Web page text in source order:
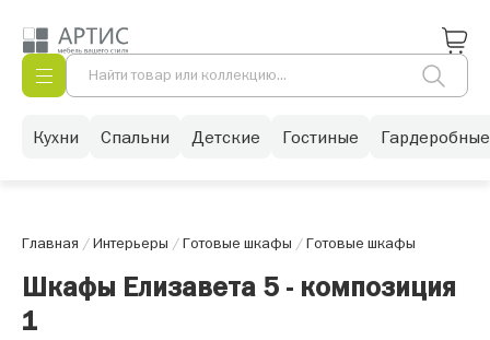
Кухни Спальни Детские Гостиные Гардеробные
Главная /Интерьеры /Готовые шкафы /Готовые шкафы
Шкафы Елизавета 5 - композиция
1